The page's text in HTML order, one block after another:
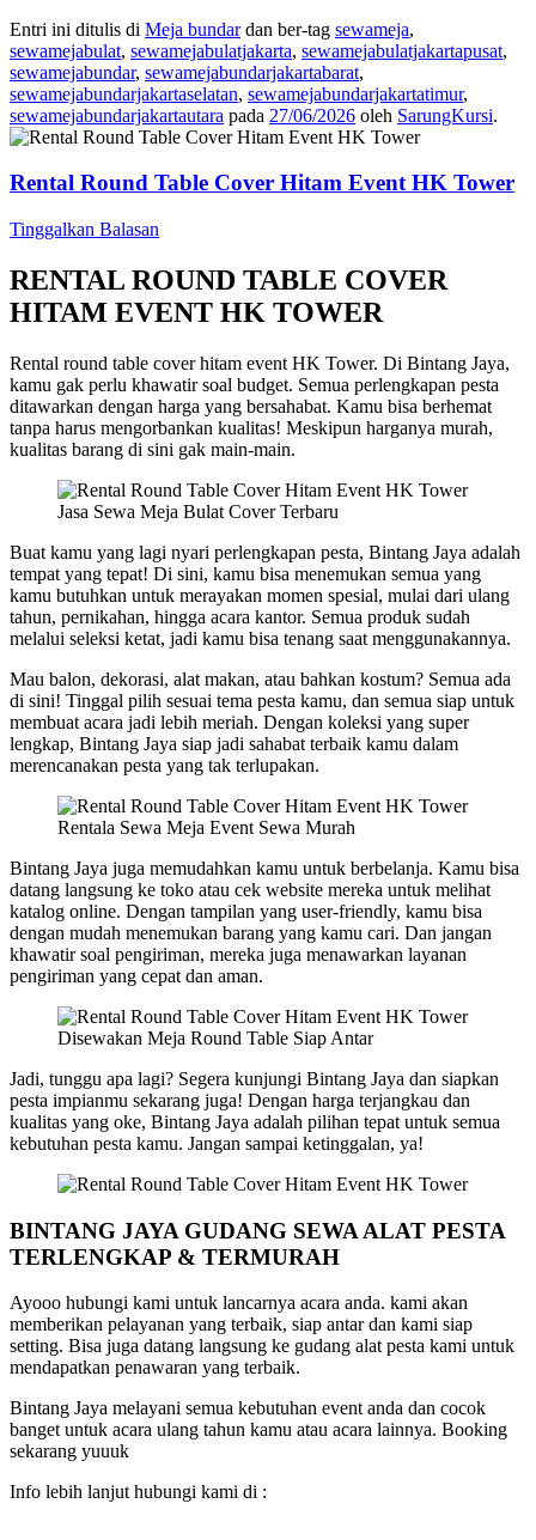
Entri ini ditulis di Meja bundardan ber-tag sewameja,
sewamejabulat, sewamejabulatjakarta, sewamejabulatjakartapusat,
sewamejabundar, sewamejabundarjakartabarat,
sewamejabundarjakartaselatan, sewamejabundarjakartatimur,
sewamejabundarjakartautara pada 27/06/2026 oleh SarungKursi.
Rental Round Table Cover Hitam Event HK Tower
Tinggalkan Balasan
RENTAL ROUND TABLE COVER
HITAM EVENT HK TOWER
Rental round table cover hitam event HK Tower. Di Bintang Jaya,
kamu gak perlu khawatir soal budget. Semua perlengkapan pesta
ditawarkan dengan harga yang bersahabat. Kamu bisa berhemat
tanpa harus mengorbankan kualitas! Meskipun harganya murah,
kualitas barang di sini gak main-main.
Jasa Sewa Meja Bulat Cover Terbaru
Buat kamu yang lagi nyari perlengkapan pesta, Bintang Jaya adalah
tempat yang tepat! Di sini, kamu bisa menemukan semua yang
kamu butuhkan untuk merayakan momen spesial, mulai dari ulang
tahun, pernikahan, hingga acara kantor. Semua produk sudah
melalui seleksi ketat, jadi kamu bisa tenang saat menggunakannya.
Mau balon, dekorasi, alat makan, atau bahkan kostum? Semua ada
di sini! Tinggal pilih sesuai tema pesta kamu, dan semua siap untuk
membuat acara jadi lebih meriah. Dengan koleksi yang super
lengkap, Bintang Jaya siap jadi sahabat terbaik kamu dalam
merencanakan pesta yang tak terlupakan.
Rentala Sewa Meja Event Sewa Murah
Bintang Jaya juga memudahkan kamu untuk berbelanja. Kamu bisa
datang langsung ke toko atau cek website mereka untuk melihat
katalog online. Dengan tampilan yang user-friendly, kamu bisa
dengan mudah menemukan barang yang kamu cari. Dan jangan
khawatir soal pengiriman, mereka juga menawarkan layanan
pengiriman yang cepat dan aman.
Disewakan Meja Round Table Siap Antar
Jadi, tunggu apa lagi? Segera kunjungi Bintang Jaya dan siapkan
pesta impianmu sekarang juga! Dengan harga terjangkau dan
kualitas yang oke, Bintang Jaya adalah pilihan tepat untuk semua
kebutuhan pesta kamu. Jangan sampai ketinggalan, ya!
BINTANG JAYA GUDANG SEWA ALAT PESTA
TERLENGKAP & TERMURAH
Ayooo hubungi kami untuk lancarnya acara anda. kami akan
memberikan pelayanan yang terbaik, siap antar dan kami siap
setting. Bisa juga datang langsung ke gudang alat pesta kami untuk
mendapatkan penawaran yang terbaik.
Bintang Jaya melayani semua kebutuhan event anda dan cocok
banget untuk acara ulang tahun kamu atau acara lainnya. Booking
sekarang yuuuk
Info lebih lanjut hubungi kami di :